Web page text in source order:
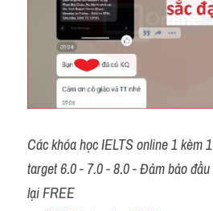
Các khóa học IELTS online 1 kèm
target 6.0 - 7.0 - 8.0 - Đảm bảo
lại FREE